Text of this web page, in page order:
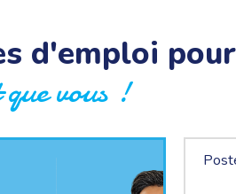
d'emploi
vous !